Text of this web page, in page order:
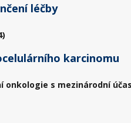
léčby
karcinomu
s mezinárodní